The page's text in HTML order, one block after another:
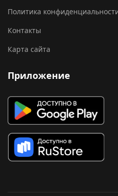
Политика
Контакты
Карта сайта
Приложение